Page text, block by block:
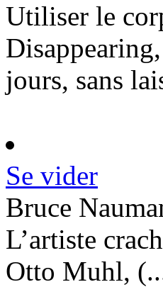
Utiliser le
jours, sans
Se vider
Bruce
L’artiste
Otto Muhl,